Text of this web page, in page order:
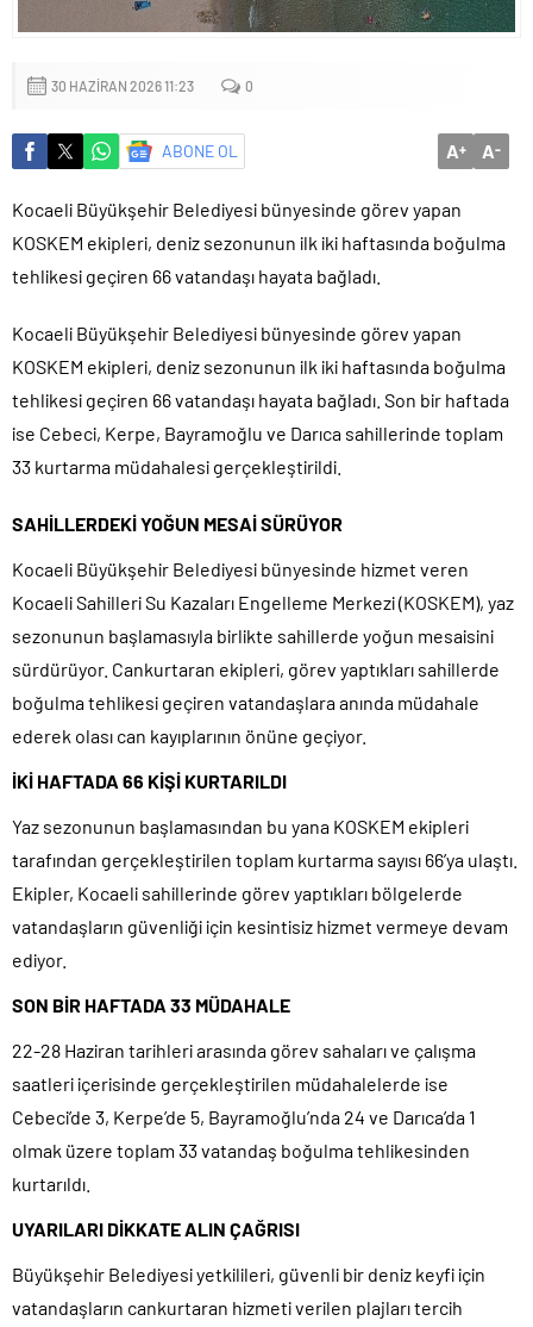
Küçük işletmeler büyük siber risklerle karşı karşıya
30 HAZIRAN 2026 11:23 0
ABONE OL A+ A-
Kocaeli Büyükşehir Belediyesi bünyesinde görev yapan
KOSKEM ekipleri, deniz sezonunun ilk iki haftasında boğulma
tehlikesi geçiren 66 vatandaşı hayata bağladı.
Kocaeli Büyükşehir Belediyesi bünyesinde görev yapan
KOSKEM ekipleri, deniz sezonunun ilk iki haftasında boğulma
tehlikesi geçiren 66 vatandaşı hayata bağladı. Son bir haftada
ise Cebeci, Kerpe, Bayramoğlu ve Darıca sahillerinde toplam
33 kurtarma müdahalesi gerçekleştirildi.
SAHİLLERDEKİ YOĞUN MESAİ SÜRÜYOR
Kocaeli Büyükşehir Belediyesi bünyesinde hizmet veren
Kocaeli Sahilleri Su Kazaları Engelleme Merkezi (KOSKEM), yaz
sezonunun başlamasıyla birlikte sahillerde yoğun mesaisini
sürdürüyor. Cankurtaran ekipleri, görev yaptıkları sahillerde
boğulma tehlikesi geçiren vatandaşlara anında müdahale
ederek olası can kayıplarının önüne geçiyor.
İKİ HAFTADA 66 KİŞİ KURTARILDI
Yaz sezonunun başlamasından bu yana KOSKEM ekipleri
tarafından gerçekleştirilen toplam kurtarma sayısı 66’ya ulaştı.
Ekipler, Kocaeli sahillerinde görev yaptıkları bölgelerde
vatandaşların güvenliği için kesintisiz hizmet vermeye devam
ediyor.
SON BİR HAFTADA 33 MÜDAHALE
22-28 Haziran tarihleri arasında görev sahaları ve çalışma
saatleri içerisinde gerçekleştirilen müdahalelerde ise
Cebeci’de 3, Kerpe’de 5, Bayramoğlu’nda 24 ve Darıca’da 1
olmak üzere toplam 33 vatandaş boğulma tehlikesinden
kurtarıldı.
UYARILARI DİKKATE ALIN ÇAĞRISI
Büyükşehir Belediyesi yetkilileri, güvenli bir deniz keyfi için
vatandaşların cankurtaran hizmeti verilen plajları tercih